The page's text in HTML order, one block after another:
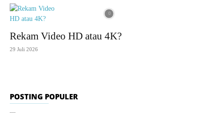
Rekam Video HD atau 4K?
29 Juli 2026
POSTING POPULER